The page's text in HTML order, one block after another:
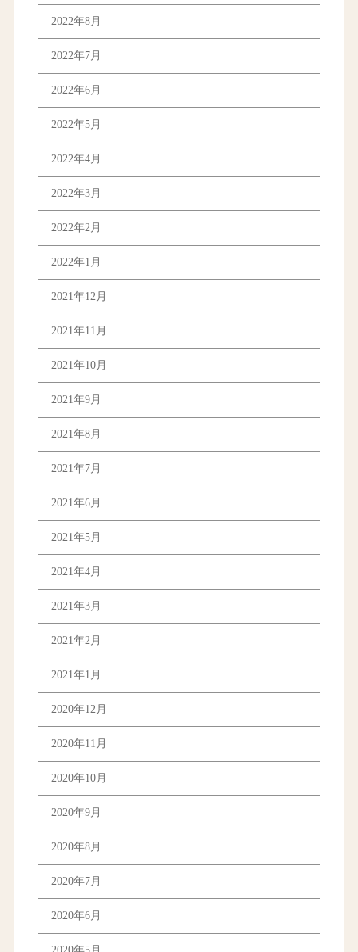
2022年8月
2022年7月
2022年6月
2022年5月
2022年4月
2022年3月
2022年2月
2022年1月
2021年12月
2021年11月
2021年10月
2021年9月
2021年8月
2021年7月
2021年6月
2021年5月
2021年4月
2021年3月
2021年2月
2021年1月
2020年12月
2020年11月
2020年10月
2020年9月
2020年8月
2020年7月
2020年6月